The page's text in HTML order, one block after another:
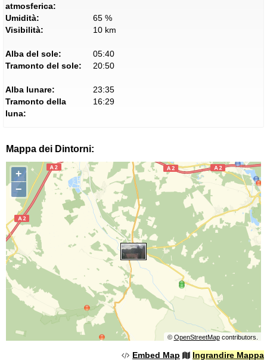
atmosferica:
Umidità:
65 %
Visibilità:
10 km
Alba del sole:
05:40
Tramonto del sole:
20:50
Alba lunare:
23:35
Tramonto della
luna:
16:29
Mappa dei Dintorni:
+
−
© OpenStreetMapcontributors.
Embed Map Ingrandire Mappa